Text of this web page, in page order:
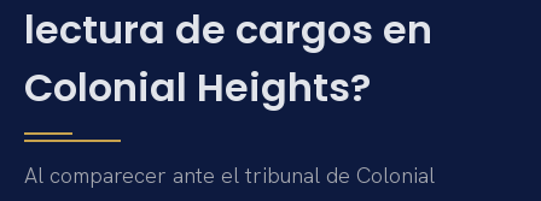
lectura de cargos en
Colonial Heights?
Al comparecer ante el tribunal de Colonial